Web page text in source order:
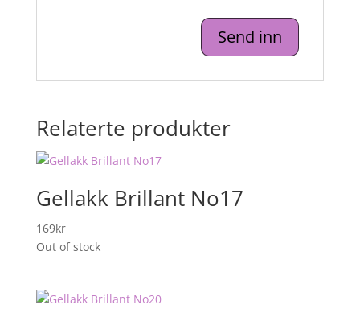
Relaterte produkter
Gellakk Brillant No17
169kr
Out of stock